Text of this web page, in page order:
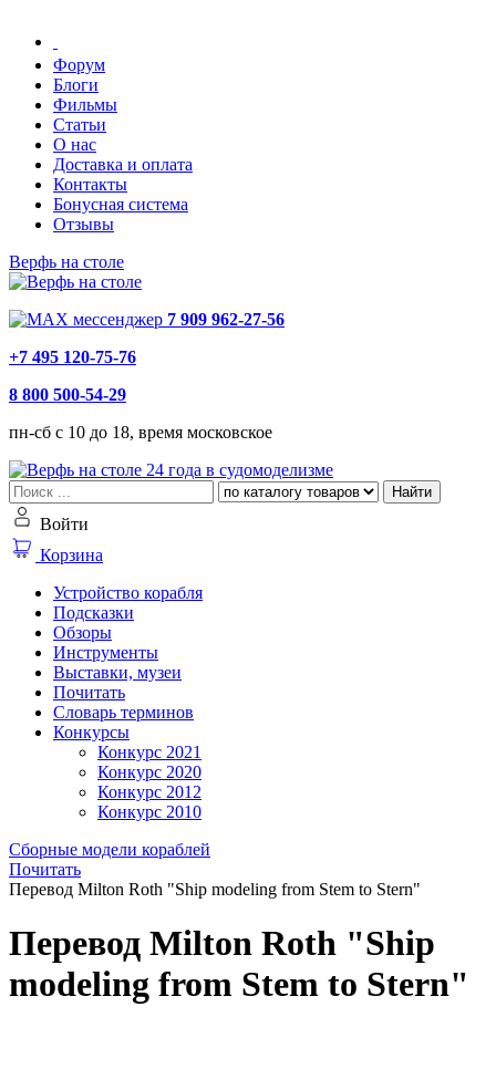
Форум
Блоги
Фильмы
Статьи
О нас
Доставка и оплата
Контакты
Бонусная система
Отзывы
Верфь на столе
7 909 962-27-56
+7 495 120-75-76
8 800 500-54-29
пн-сб с 10 до 18, время московское
24 года в судомоделизме
Найти
Войти
Корзина
Устройство корабля
Подсказки
Обзоры
Инструменты
Выставки, музеи
Почитать
Словарь терминов
Конкурсы
Конкурс 2021
Конкурс 2020
Конкурс 2012
Конкурс 2010
Сборные модели кораблей
Почитать
Перевод Milton Roth "Ship modeling from Stem to Stern"
Перевод Milton Roth "Ship
modeling from Stem to Stern"